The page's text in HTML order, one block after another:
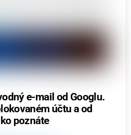
e-mail od Googlu.
účtu a od
poznáte